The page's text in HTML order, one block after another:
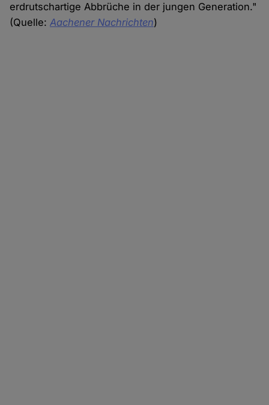
erdrutschartige Abbrüche in der jungen Generation."
(Quelle:Aachener Nachrichten)